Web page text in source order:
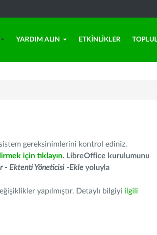
YARDIM ALIN ETKINLIKLER
gereksinimlerini kontrol ediniz.
için tıklayın. LibreOffice kurulumunu
- Ektenti Yöneticisi -Ekle yoluyla
yapılmıştır. Detaylı bilgiyi ilgili